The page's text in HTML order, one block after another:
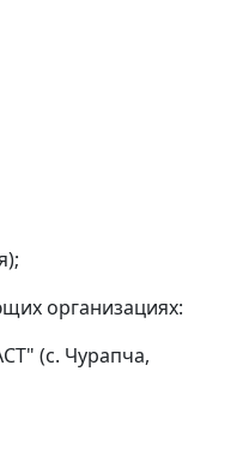
организациях:
(с. Чурапча,